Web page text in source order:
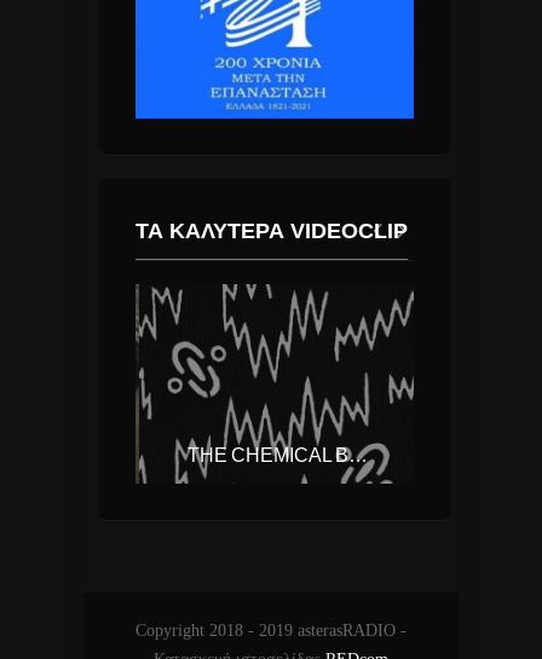
ΤΑ ΚΑΛΎΤΕΡΑ VIDEOCLIP
THE CHEMICAL BROTHERS – WIDE OPEN (FT. BECK)
Copyright 2018 - 2019 asterasRADIO -